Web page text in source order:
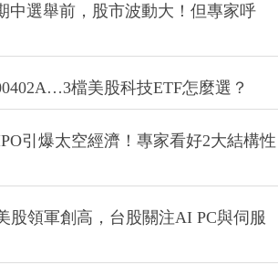
中選舉前，股市波動大！但專家呼
檔美股科技ETF怎麼選？
引爆太空經濟！專家看好2大結構性
股領軍創高，台股關注AI PC與伺服